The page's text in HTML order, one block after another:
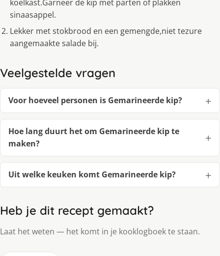
koelkast.Garneer de kip met parten of plakken
sinaasappel.
Lekker met stokbrood en een gemengde,niet tezure
aangemaakte salade bij.
Veelgestelde vragen
Voor hoeveel personen is Gemarineerde kip?
Hoe lang duurt het om Gemarineerde kip te
maken?
Uit welke keuken komt Gemarineerde kip?
Heb je dit recept gemaakt?
Laat het weten — het komt in je kooklogboek te staan.